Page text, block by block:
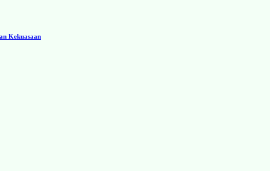
Kekuasaan